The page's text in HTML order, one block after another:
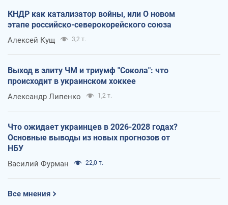
КНДР как катализатор войны, или О новом
этапе российско-северокорейского союза
Алексей Кущ 3,2 т.
Выход в элиту ЧМ и триумф "Сокола": что
происходит в украинском хоккее
Александр Липенко 1,2 т.
Что ожидает украинцев в 2026-2028 годах?
Основные выводы из новых прогнозов от
НБУ
Василий Фурман 22,0 т.
Все мнения